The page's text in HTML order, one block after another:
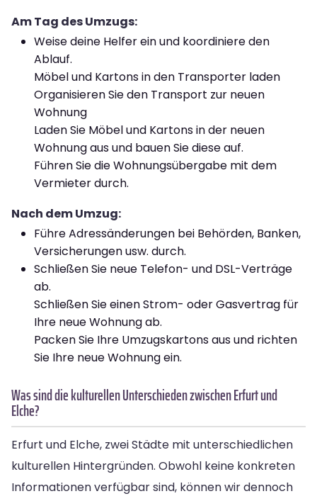
Am Tag des Umzugs:
Weise deine Helfer ein und koordiniere den
Ablauf.
Möbel und Kartons in den Transporter laden
Organisieren Sie den Transport zur neuen
Wohnung
Laden Sie Möbel und Kartons in der neuen
Wohnung aus und bauen Sie diese auf.
Führen Sie die Wohnungsübergabe mit dem
Vermieter durch.
Nach dem Umzug:
Führe Adressänderungen bei Behörden, Banken,
Versicherungen usw. durch.
Schließen Sie neue Telefon- und DSL-Verträge
ab.
Schließen Sie einen Strom- oder Gasvertrag für
Ihre neue Wohnung ab.
Packen Sie Ihre Umzugskartons aus und richten
Sie Ihre neue Wohnung ein.
Was sind die kulturellen Unterschieden zwischen Erfurt und
Elche?
Erfurt und Elche, zwei Städte mit unterschiedlichen
kulturellen Hintergründen. Obwohl keine konkreten
Informationen verfügbar sind, können wir dennoch